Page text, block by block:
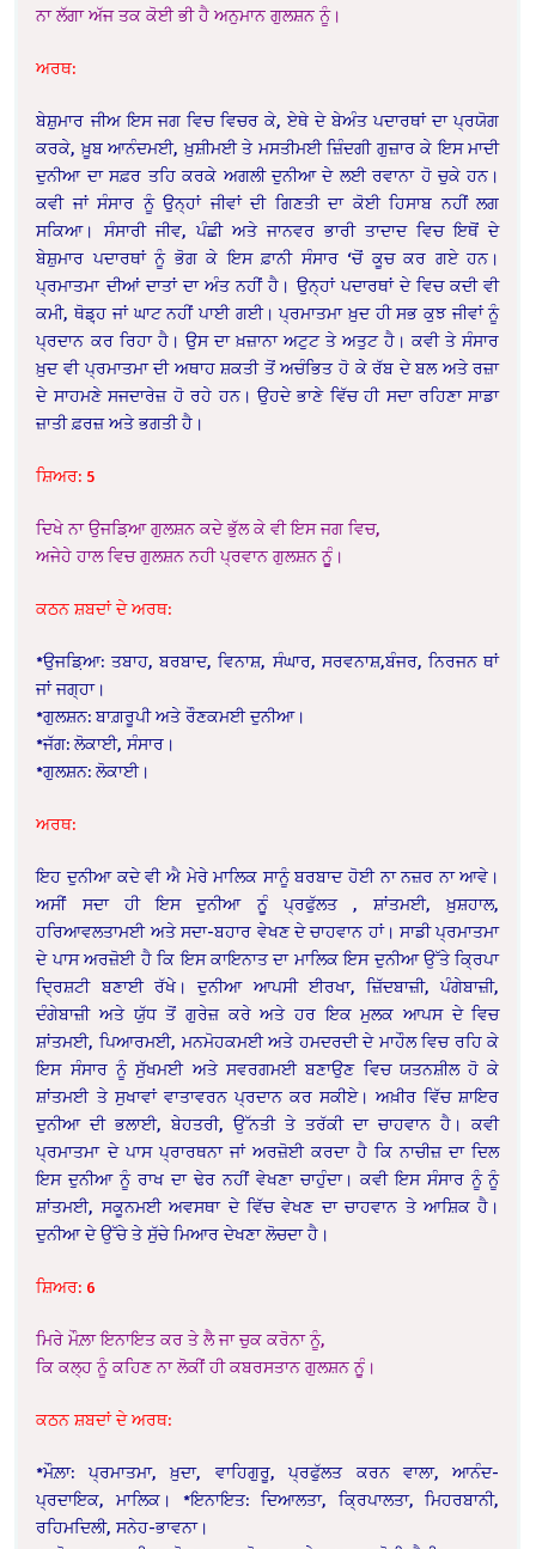
ਨਾ ਲੱਗਾ ਅੱਜ ਤਕ ਕੋਈ ਭੀ ਹੈ ਅਨੁਮਾਨ ਗੁਲਸ਼ਨ ਨੂੰ।
ਅਰਥ:
ਬੇਸ਼ੁਮਾਰ ਜੀਅ ਇਸ ਜਗ ਵਿਚ ਵਿਚਰ ਕੇ, ਏਥੇ ਦੇ ਬੇਅੰਤ ਪਦਾਰਥਾਂ ਦਾ ਪ੍ਰਯੋਗ
ਕਰਕੇ, ਖ਼ੂਬ ਆਨੰਦਮਈ, ਖ਼ੁਸ਼ੀਮਈ ਤੇ ਮਸਤੀਮਈ ਜ਼ਿੰਦਗੀ ਗੁਜ਼ਾਰ ਕੇ ਇਸ ਮਾਦੀ
ਦੁਨੀਆ ਦਾ ਸਫ਼ਰ ਤਹਿ ਕਰਕੇ ਅਗਲੀ ਦੁਨੀਆ ਦੇ ਲਈ ਰਵਾਨਾ ਹੋ ਚੁਕੇ ਹਨ।
ਕਵੀ ਜਾਂ ਸੰਸਾਰ ਨੂੰ ਉਨ੍ਹਾਂ ਜੀਵਾਂ ਦੀ ਗਿਣਤੀ ਦਾ ਕੋਈ ਹਿਸਾਬ ਨਹੀਂ ਲਗ
ਸਕਿਆ। ਸੰਸਾਰੀ ਜੀਵ, ਪੰਛੀ ਅਤੇ ਜਾਨਵਰ ਭਾਰੀ ਤਾਦਾਦ ਵਿਚ ਇਥੋਂ ਦੇ
ਬੇਸ਼ੁਮਾਰ ਪਦਾਰਥਾਂ ਨੂੰ ਭੋਗ ਕੇ ਇਸ ਫ਼ਾਨੀ ਸੰਸਾਰ ‘ਚੋਂ ਕੂਚ ਕਰ ਗਏ ਹਨ।
ਪ੍ਰਮਾਤਮਾ ਦੀਆਂ ਦਾਤਾਂ ਦਾ ਅੰਤ ਨਹੀਂ ਹੈ। ਉਨ੍ਹਾਂ ਪਦਾਰਥਾਂ ਦੇ ਵਿਚ ਕਦੀ ਵੀ
ਕਮੀ, ਥੋਡ਼੍ਹ ਜਾਂ ਘਾਟ ਨਹੀਂ ਪਾਈ ਗਈ। ਪ੍ਰਮਾਤਮਾ ਖ਼ੁਦ ਹੀ ਸਭ ਕੁਝ ਜੀਵਾਂ ਨੂੰ
ਪ੍ਰਦਾਨ ਕਰ ਰਿਹਾ ਹੈ। ਉਸ ਦਾ ਖ਼ਜ਼ਾਨਾ ਅਟੁਟ ਤੇ ਅਤੁਟ ਹੈ। ਕਵੀ ਤੇ ਸੰਸਾਰ
ਖ਼ੁਦ ਵੀ ਪ੍ਰਮਾਤਮਾ ਦੀ ਅਥਾਹ ਸ਼ਕਤੀ ਤੋਂ ਅਚੰਭਿਤ ਹੋ ਕੇ ਰੱਬ ਦੇ ਬਲ ਅਤੇ ਰਜ਼ਾ
ਦੇ ਸਾਹਮਣੇ ਸਜਦਾਰੇਜ਼ ਹੋ ਰਹੇ ਹਨ। ਉਹਦੇ ਭਾਣੇ ਵਿੱਚ ਹੀ ਸਦਾ ਰਹਿਣਾ ਸਾਡਾ
ਜ਼ਾਤੀ ਫ਼ਰਜ਼ ਅਤੇ ਭਗਤੀ ਹੈ।
ਸ਼ਿਅਰ: 5
ਦਿਖੇ ਨਾ ਉਜਡ਼ਿਆ ਗੁਲਸ਼ਨ ਕਦੇ ਭੁੱਲ ਕੇ ਵੀ ਇਸ ਜਗ ਵਿਚ,
ਅਜੇਹੇ ਹਾਲ ਵਿਚ ਗੁਲਸ਼ਨ ਨਹੀ ਪ੍ਰਵਾਨ ਗੁਲਸ਼ਨ ਨੂੂੰ।
ਕਠਨ ਸ਼ਬਦਾਂ ਦੇ ਅਰਥ:
*ਉਜਡ਼ਿਆ: ਤਬਾਹ, ਬਰਬਾਦ, ਵਿਨਾਸ਼, ਸੰਘਾਰ, ਸਰਵਨਾਸ਼,ਬੰਜਰ, ਨਿਰਜਨ ਥਾਂ
ਜਾਂ ਜਗ੍ਹਾ।
*ਗੁਲਸ਼ਨ: ਬਾਗ਼ਰੂਪੀ ਅਤੇ ਰੌਣਕਮਈ ਦੁਨੀਆ।
*ਜੱਗ: ਲੋਕਾਈ, ਸੰਸਾਰ।
*ਗੁਲਸ਼ਨ: ਲੋਕਾਈ।
ਅਰਥ:
ਇਹ ਦੁਨੀਆ ਕਦੇ ਵੀ ਐ ਮੇਰੇ ਮਾਲਿਕ ਸਾਨੂੰ ਬਰਬਾਦ ਹੋਈ ਨਾ ਨਜ਼ਰ ਨਾ ਆਵੇ।
ਅਸੀਂ ਸਦਾ ਹੀ ਇਸ ਦੁਨੀਆ ਨੂੁੰ ਪ੍ਰਫੁੱਲਤ , ਸ਼ਾਂਤਮਈ, ਖ਼ੁਸ਼ਹਾਲ,
ਹਰਿਆਵਲਤਾਮਈ ਅਤੇ ਸਦਾ-ਬਹਾਰ ਵੇਖਣ ਦੇ ਚਾਹਵਾਨ ਹਾਂ। ਸਾਡੀ ਪ੍ਰਮਾਤਮਾ
ਦੇ ਪਾਸ ਅਰਜ਼ੋਈ ਹੈ ਕਿ ਇਸ ਕਾਇਨਾਤ ਦਾ ਮਾਲਿਕ ਇਸ ਦੁਨੀਆ ਉੱਤੇ ਕ੍ਰਿਪਾ
ਦ੍ਰਿਸ਼ਟੀ ਬਣਾਈ ਰੱਖੇ। ਦੁਨੀਆ ਆਪਸੀ ਈਰਖਾ, ਜ਼ਿੱਦਬਾਜ਼ੀ, ਪੰਗੇਬਾਜ਼ੀ,
ਦੰਗੇਬਾਜ਼ੀ ਅਤੇ ਯੁੱਧ ਤੋਂ ਗੁਰੇਜ਼ ਕਰੇ ਅਤੇ ਹਰ ਇਕ ਮੁਲਕ ਆਪਸ ਦੇ ਵਿਚ
ਸ਼ਾਂਤਮਈ, ਪਿਆਰਮਈ, ਮਨਮੋਹਕਮਈ ਅਤੇ ਹਮਦਰਦੀ ਦੇ ਮਾਹੌਲ ਵਿਚ ਰਹਿ ਕੇ
ਇਸ ਸੰਸਾਰ ਨੂੰ ਸੁੱਖਮਈ ਅਤੇ ਸਵਰਗਮਈ ਬਣਾਉਣ ਵਿਚ ਯਤਨਸ਼ੀਲ ਹੋ ਕੇ
ਸ਼ਾਂਤਮਈ ਤੇ ਸੁਖਾਵਾਂ ਵਾਤਾਵਰਨ ਪ੍ਰਦਾਨ ਕਰ ਸਕੀਏ। ਅਖ਼ੀਰ ਵਿੱਚ ਸ਼ਾਇਰ
ਦੁਨੀਆ ਦੀ ਭਲਾਈ, ਬੇਹਤਰੀ, ਉੱਨਤੀ ਤੇ ਤਰੱਕੀ ਦਾ ਚਾਹਵਾਨ ਹੈ। ਕਵੀ
ਪ੍ਰਮਾਤਮਾ ਦੇ ਪਾਸ ਪ੍ਰਾਰਥਨਾ ਜਾਂ ਅਰਜ਼ੋਈ ਕਰਦਾ ਹੈ ਕਿ ਨਾਚੀਜ਼ ਦਾ ਦਿਲ
ਇਸ ਦੁਨੀਆ ਨੂੰ ਰਾਖ ਦਾ ਢੇਰ ਨਹੀਂ ਵੇਖਣਾ ਚਾਹੁੰਦਾ। ਕਵੀ ਇਸ ਸੰਸਾਰ ਨੂੰ ਨੂੰ
ਸ਼ਾਂਤਮਈ, ਸਕੂਨਮਈ ਅਵਸਥਾ ਦੇ ਵਿੱਚ ਵੇਖਣ ਦਾ ਚਾਹਵਾਨ ਤੇ ਆਸ਼ਿਕ ਹੈ।
ਦੁਨੀਆ ਦੇ ਉੱਚੇ ਤੇ ਸੁੱਚੇ ਮਿਆਰ ਦੇਖਣਾ ਲੋਚਦਾ ਹੈ।
ਸ਼ਿਅਰ: 6
ਮਿਰੇ ਮੌਲ਼ਾ ਇਨਾਇਤ ਕਰ ਤੇ ਲੈ ਜਾ ਚੁਕ ਕਰੋਨਾ ਨੂੰ,
ਕਿ ਕਲ੍ਹ ਨੂੰ ਕਹਿਣ ਨਾ ਲੋਕੀਂ ਹੀ ਕਬਰਸਤਾਨ ਗੁਲਸ਼ਨ ਨੂੁੰ।
ਕਠਨ ਸ਼ਬਦਾਂ ਦੇ ਅਰਥ:
*ਮੌਲ਼ਾ: ਪ੍ਰਮਾਤਮਾ, ਖ਼ੁਦਾ, ਵਾਹਿਗੁਰੂ, ਪ੍ਰਫੁੱਲਤ ਕਰਨ ਵਾਲਾ, ਆਨੰਦ-
ਪ੍ਰਦਾਇਕ, ਮਾਲਿਕ। *ਇਨਾਇਤ: ਦਿਆਲਤਾ, ਕ੍ਰਿਪਾਲਤਾ, ਮਿਹਰਬਾਨੀ,
ਰਹਿਮਦਿਲੀ, ਸਨੇਹ-ਭਾਵਨਾ।